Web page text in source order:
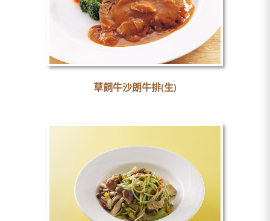
草飼牛沙朗牛排(生)